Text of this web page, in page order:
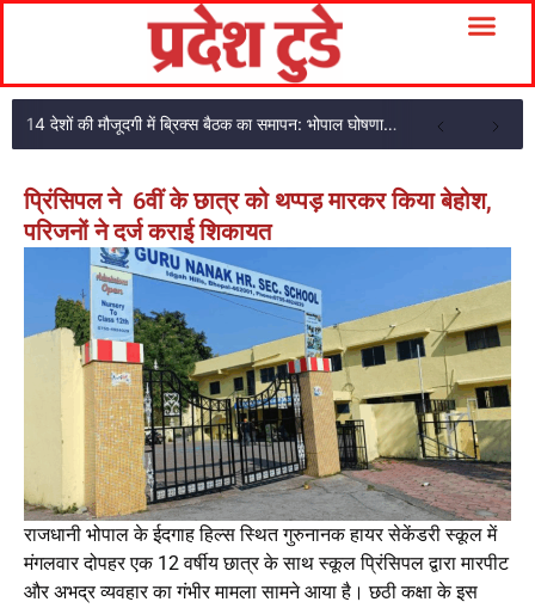
14 देशों की मौजूदगी में ब्रिक्स बैठक का समापन: भोपाल घोषणा पत्र अपनाया
प्रिंसिपल ने 6वीं के छात्र को थप्पड़ मारकर किया बेहोश,
परिजनों ने दर्ज कराई शिकायत
राजधानी भोपाल के ईदगाह हिल्स स्थित गुरुनानक हायर सेकेंडरी स्कूल में
मंगलवार दोपहर एक 12 वर्षीय छात्र के साथ स्कूल प्रिंसिपल द्वारा मारपीट
और अभद्र व्यवहार का गंभीर मामला सामने आया है। छठी कक्षा के इस